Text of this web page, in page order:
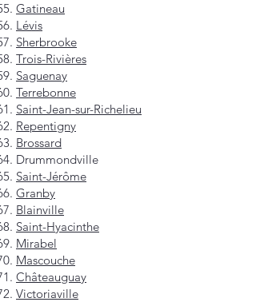
Gatineau
Lévis
Sherbrooke
Trois-Rivières
Saguenay
Terrebonne
Saint-Jean-sur-Richelieu
Repentigny
Brossard
Drummondville
Saint-Jérôme
Granby
Blainville
Saint-Hyacinthe
Mirabel
Mascouche
Châteauguay
Victoriaville